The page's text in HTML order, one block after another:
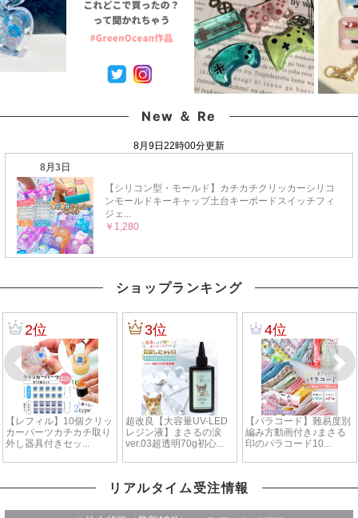
New ＆ Re
ショップランキング
リアルタイム受注情報